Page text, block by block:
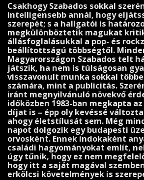
Csakhogy Szabados sokkal
intelligensebb an­nál, hogy
szerepét; s a hallgatói is
megkülönböztetik magukat
állásfoglalásuk­kal a pop- és
beállítottságú többségtől.
Magyarországon Szabados telt
játszik, ha nem is túlságosan
visszavonult munka sokkal
számára, mint a publicitás.
iránt megnyilvánuló növekvő
időközben 1983-ban megkapta
díjat is – épp oly kevéssé
ahogy életstílusát sem. Még
napot dolgozik egy budapesti
orvosként. Ennek indokaként
családi hagyo­mányokat említ,
úgy tűnik, hogy ez nem
hogy itt a saját magával
erkölcsi követelmények is